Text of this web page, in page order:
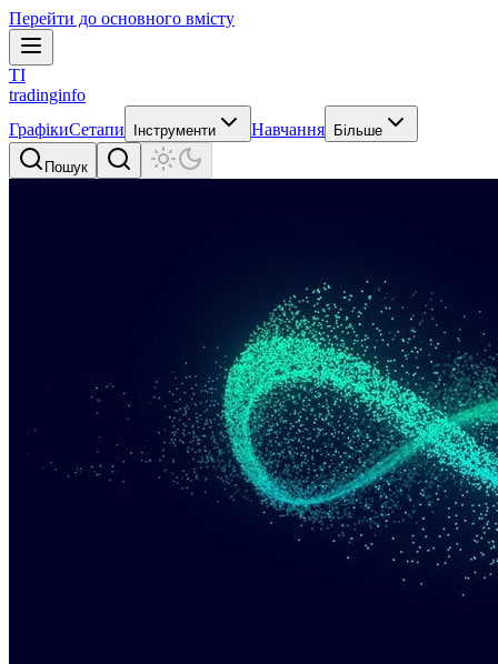
Перейти до основного вмісту
TI
tradinginfo
ГрафікиСетапи Інструменти Навчання Більше
Пошук